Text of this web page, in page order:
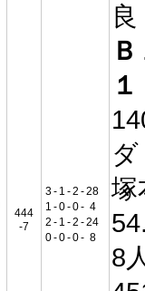
444
-7
3- 1 -2 -28
1 -0-0- 4
2 - 1 -2 -24
0-0-0- 8
良
１
8